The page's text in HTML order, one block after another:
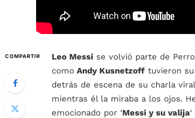
COMPARTIR Leo Messi se volvió parte de
como Andy Kusnetzoff tuvieron
detrás de escena de su charla
mientras él la miraba a los ojos.
emocionado por ‘Messi y su valija